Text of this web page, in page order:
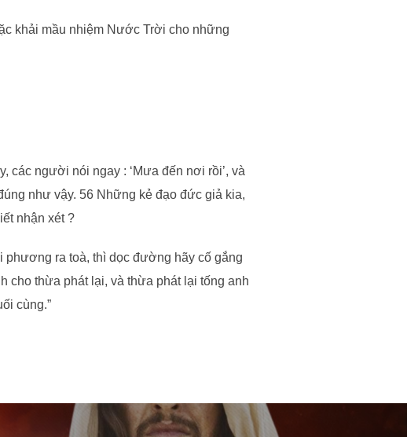
khải mầu nhiệm Nước Trời cho những
các người nói ngay : ‘Mưa đến nơi rồi’, và
như vậy. 56 Những kẻ đạo đức giả kia,
nhận xét ?
phương ra toà, thì dọc đường hãy cố gắng
cho thừa phát lại, và thừa phát lại tống anh
cùng.”